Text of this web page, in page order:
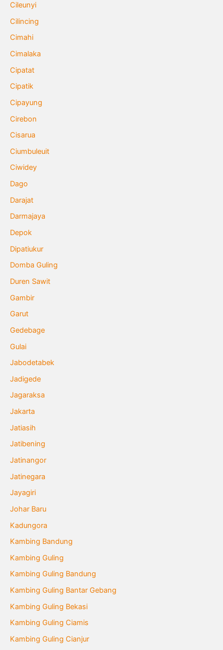
Cileunyi
Cilincing
Cimahi
Cimalaka
Cipatat
Cipatik
Cipayung
Cirebon
Cisarua
Ciumbuleuit
Ciwidey
Dago
Darajat
Darmajaya
Depok
Dipatiukur
Domba Guling
Duren Sawit
Gambir
Garut
Gedebage
Gulai
Jabodetabek
Jadigede
Jagaraksa
Jakarta
Jatiasih
Jatibening
Jatinangor
Jatinegara
Jayagiri
Johar Baru
Kadungora
Kambing Bandung
Kambing Guling
Kambing Guling Bandung
Kambing Guling Bantar Gebang
Kambing Guling Bekasi
Kambing Guling Ciamis
Kambing Guling Cianjur